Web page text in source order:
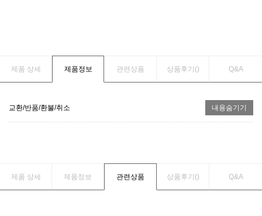
제품 상세 제품정보 관련상품 상품후기() Q&A
교환/반품/환불/취소 내용숨기기
제품 상세 제품정보 관련상품 상품후기() Q&A